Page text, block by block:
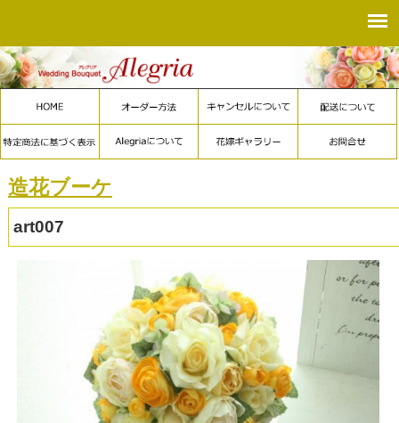
造花ブーケ
art007